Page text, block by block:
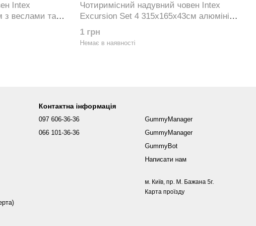
Intex
з веслами та
Чотиримісний надувний човен Intex
Excursion Set 4 315х165х43см алюмінієві
весла та насос 68324
1 грн
Немає в наявності
Контактна інформація
097 606-36-36
066 101-36-36
GummyManager
GummyManager
GummyBot
Написати нам
м. Київ, пр. М. Бажана 5г.
Карта проїзду